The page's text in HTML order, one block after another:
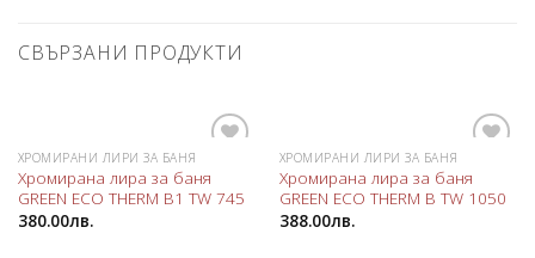
СВЪРЗАНИ ПРОДУКТИ
любими
ХРОМИРАНИ ЛИРИ ЗА БАНЯ
Хромирана лира за баня
GREEN ECO THERM B1 TW 745
380.00лв.
любими
ХРОМИРАНИ ЛИРИ ЗА БАНЯ
Хромирана лира за баня
GREEN ECO THERM B TW 1050
388.00лв.